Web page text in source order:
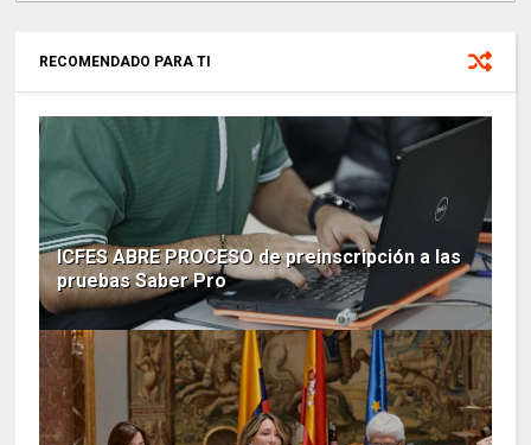
RECOMENDADO PARA TI
ICFES ABRE PROCESO de preinscripción a las
pruebas Saber Pro